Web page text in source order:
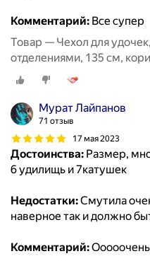
Комментарий: Все супер
Товар — Чехол для
отделениями, 135 см,
Мурат Лайпанов
71 отзыв
17 мая 2023
Достоинства: Размер,
6 удилищь и 7катушек
Недостатки:Смутила
наверное так и должно
Комментарий: